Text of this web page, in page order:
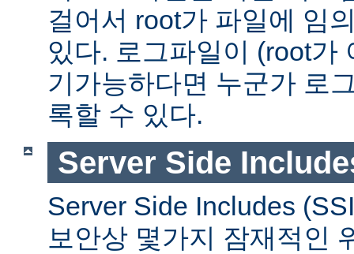
걸어서 root가 파일에 임
있다. 로그파일이 (root가
기가능하다면 누군가 로
록할 수 있다.
Server Side
Server Side Includes
보안상 몇가지 잠재적인